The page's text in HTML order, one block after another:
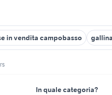
in vendita campobasso
In quale categoria?